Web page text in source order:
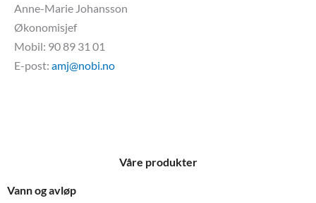
Anne-Marie Johansson
Økonomisjef
Mobil: 90 89 31 01
E-post: amj@nobi.no
Våre produkter
Vann og avløp